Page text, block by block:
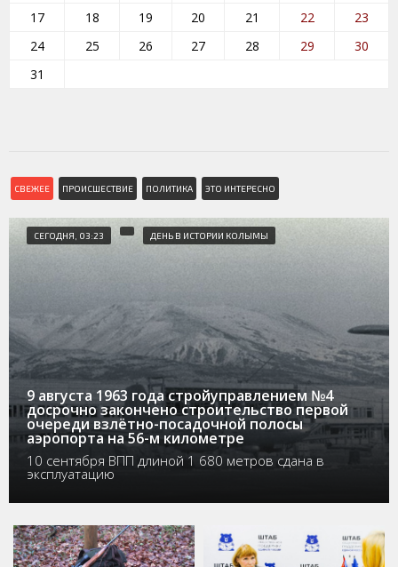
17
18 19 20 21 22
23
24
25 26 27 28 29
30
31
СВЕЖЕЕ ПРОИСШЕСТВИЕ ПОЛИТИКА ЭТО ИНТЕРЕСНО
СЕГОДНЯ, 03:23 ДЕНЬ В ИСТОРИИ КОЛЫМЫ
9 августа 1963 года стройуправлением №4
досрочно закончено строительство первой
очереди взлётно-посадочной полосы
аэропорта на 56-м километре
10 сентября ВПП длиной 1 680 метров сдана в
эксплуатацию